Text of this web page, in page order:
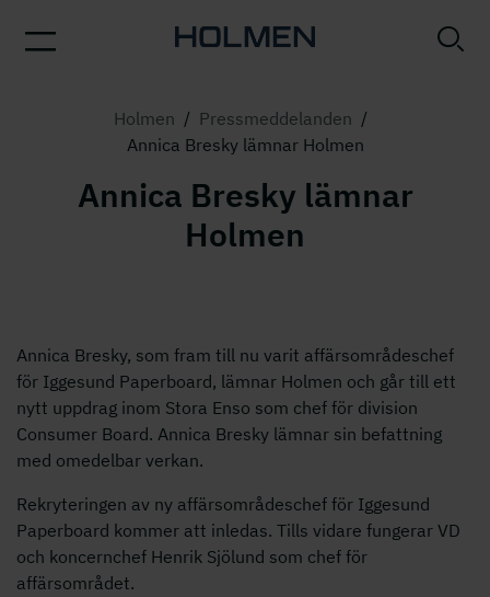
Holmen / Pressmeddelanden /
Annica Bresky lämnar Holmen
Annica Bresky lämnar
Holmen
Annica Bresky, som fram till nu varit affärsområdeschef
för Iggesund Paperboard, lämnar Holmen och går till ett
nytt uppdrag inom Stora Enso som chef för division
Consumer Board. Annica Bresky lämnar sin befattning
med omedelbar verkan.
Rekryteringen av ny affärsområdeschef för Iggesund
Paperboard kommer att inledas. Tills vidare fungerar VD
och koncernchef Henrik Sjölund som chef för
affärsområdet.